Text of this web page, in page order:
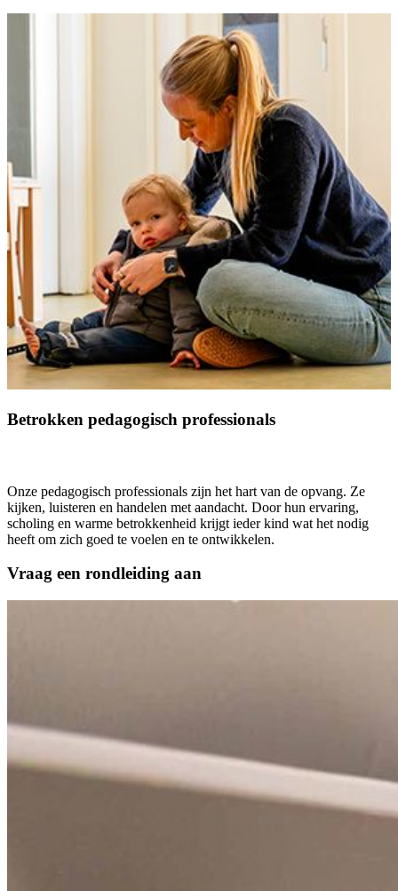
Betrokken pedagogisch professionals
Onze pedagogisch professionals zijn het hart van de opvang. Ze
kijken, luisteren en handelen met aandacht. Door hun ervaring,
scholing en warme betrokkenheid krijgt ieder kind wat het nodig
heeft om zich goed te voelen en te ontwikkelen.
Vraag een rondleiding aan